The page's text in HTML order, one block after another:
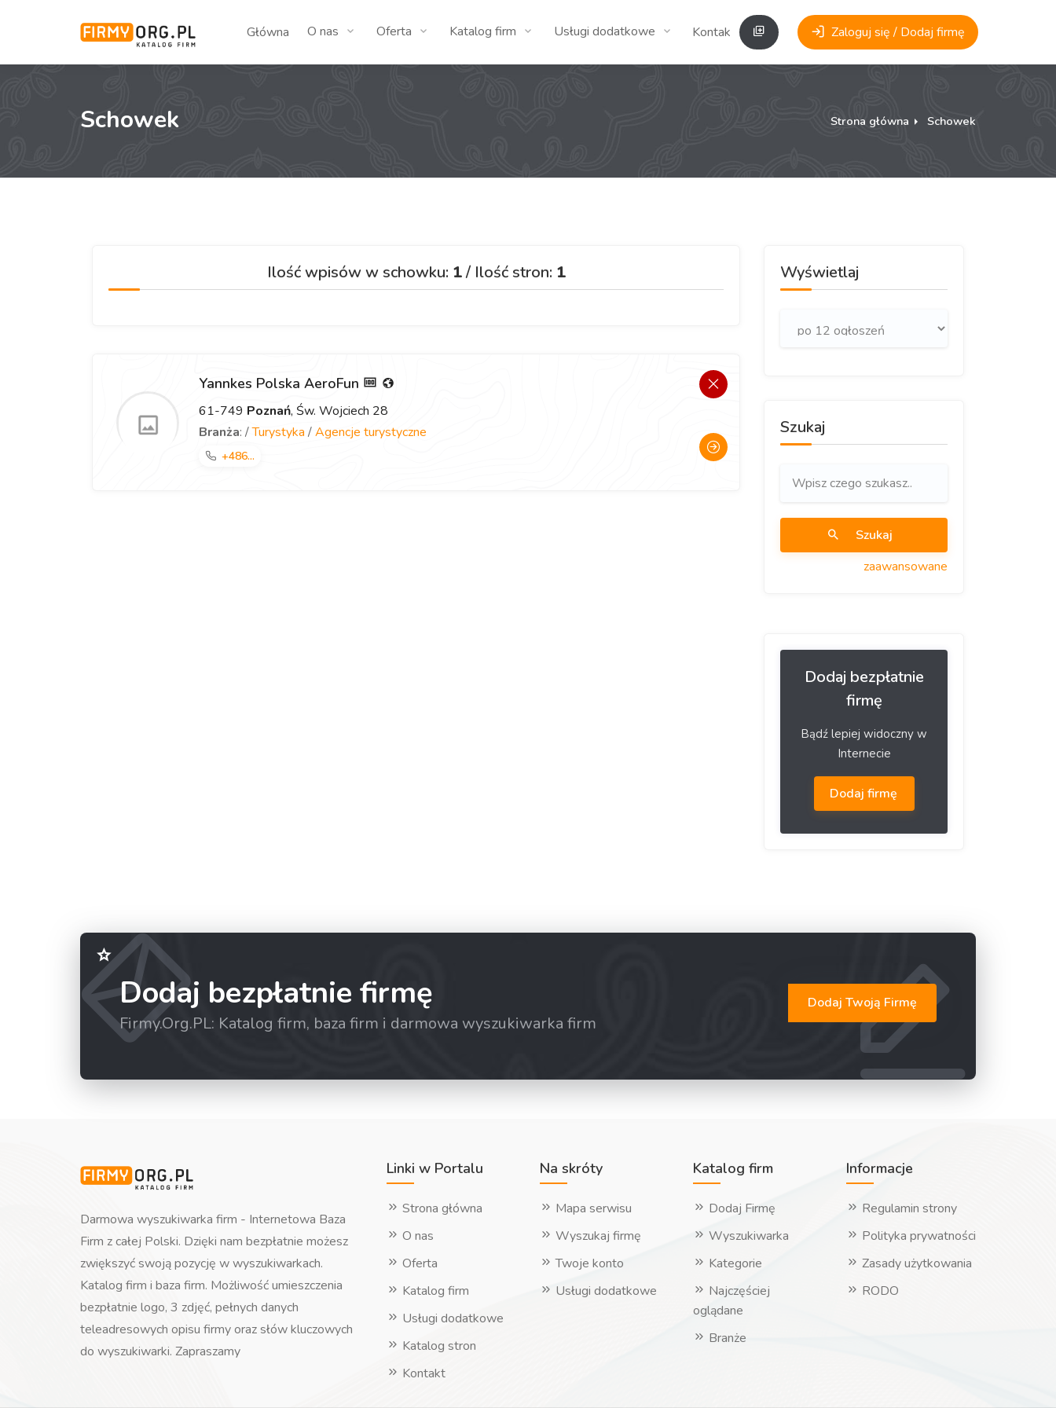
Główna O nas Oferta Katalog firm Usługi dodatkowe Kontakt Zaloguj się / Dodaj firmę
Schowek Strona główna Schowek
Ilość wpisów w schowku: 1/ Ilość stron: 1
Yannkes Polska AeroFun
61-749 Poznań, Św. Wojciech 28
Branża: /Turystyka /Agencje turystyczne
+486...
Wyświetlaj
Szukaj
Szukaj
zaawansowane
Dodaj bezpłatnie
firmę
Bądź lepiej widoczny w
Internecie
Dodaj firmę
Dodaj bezpłatnie firmę
Firmy.Org.PL: Katalog firm, baza firm i darmowa wyszukiwarka firm
Dodaj Twoją Firmę
Darmowa wyszukiwarka firm - Internetowa Baza
Firm z całej Polski. Dzięki nam bezpłatnie możesz
zwiększyć swoją pozycję w wyszukiwarkach.
Katalog firm i baza firm. Możliwość umieszczenia
bezpłatnie logo, 3 zdjęć, pełnych danych
teleadresowych opisu firmy oraz słów kluczowych
do wyszukiwarki. Zapraszamy
Linki w Portalu
Strona główna
O nas
Oferta
Katalog firm
Usługi dodatkowe
Katalog stron
Kontakt
Na skróty
Mapa serwisu
Wyszukaj firmę
Twoje konto
Usługi dodatkowe
Katalog firm
Dodaj Firmę
Wyszukiwarka
Kategorie
Najczęściej
oglądane
Branże
Informacje
Regulamin strony
Polityka prywatności
Zasady użytkowania
RODO